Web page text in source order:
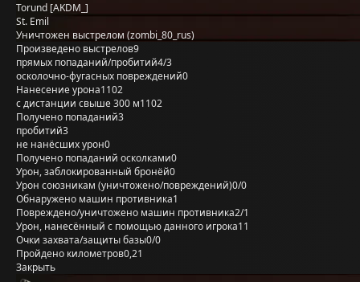
Torund [AKDM_]
St. Emil
Уничтожен выстрелом (zombi_80_rus)
Произведено выстрелов9
прямых попаданий/пробитий4/3
осколочно-фугасных повреждений0
Нанесение урона1102
с дистанции свыше 300 м1102
Получено попаданий3
пробитий3
не нанёсших урон0
Получено попаданий осколками0
Урон, заблокированный бронёй0
Урон союзникам (уничтожено/повреждений)0/0
Обнаружено машин противника1
Повреждено/уничтожено машин противника2/1
Урон, нанесённый с помощью данного игрока11
Очки захвата/защиты базы0/0
Пройдено километров0,21
Закрыть